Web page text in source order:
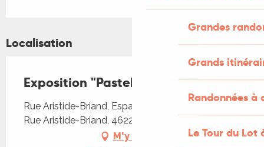
Grandes
Grands
Randonnées
Le Tour du Lot
Localisation
Exposition "Pastel en fête"
Rue Aristide-Briand, Espace culturel Santamaria,
Rue Aristide-Briand, 46220 Prayssac
M'y rendre